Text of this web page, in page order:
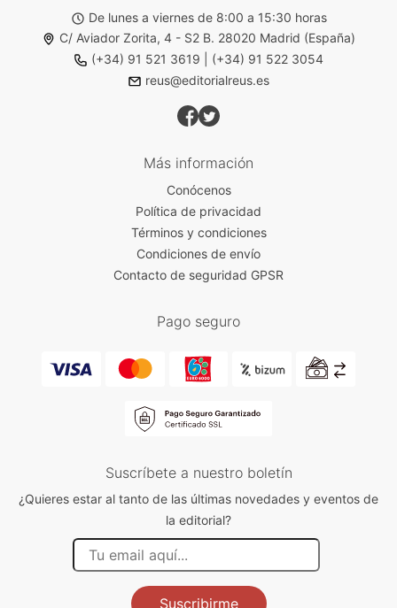
De lunes a viernes de 8:00 a 15:30 horas
C/ Aviador Zorita, 4 - S2 B. 28020 Madrid (España)
(+34) 91 521 3619
(+34) 91 522 3054
reus@editorialreus.es
Más información
Conócenos
Política de privacidad
Términos y condiciones
Condiciones de envío
Contacto de seguridad GPSR
Pago seguro
Suscríbete a nuestro boletín
¿Quieres estar al tanto de las últimas novedades y eventos de
la editorial?
Suscribirme